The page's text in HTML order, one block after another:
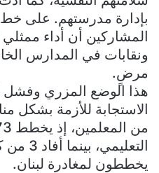
بإدارة مدرستهم. على
المشاركين أن أداء
ونقابات في المدارس
مرضٍ.
هذا الوضع المزري وفشل
الاستجابة للأزمة بشكل
يخططون لمغادرة لبنان.